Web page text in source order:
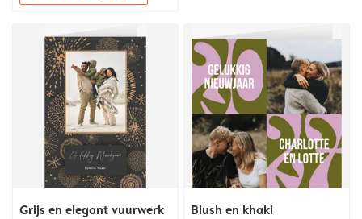
Grijs en elegant vuurwerk Blush en khaki